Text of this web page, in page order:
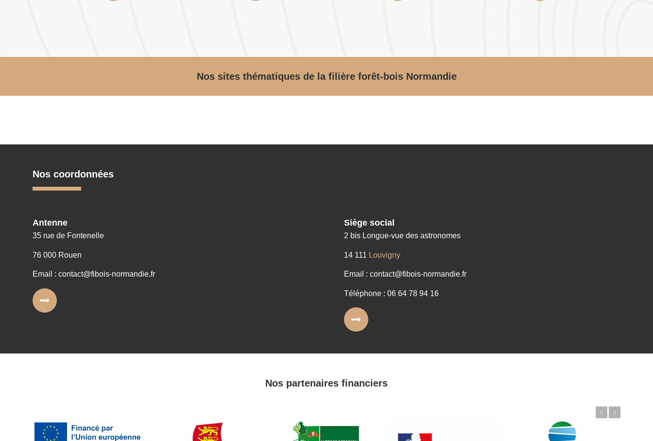
Nos sites thématiques de la filière forêt-bois Normandie
Nos coordonnées
Antenne
35 rue de Fontenelle
76 000 Rouen
Email : contact@fibois-normandie.fr
Siège social
2 bis Longue-vue des astronomes
14 111 Louvigny
Email : contact@fibois-normandie.fr
Téléphone : 06 64 78 94 16
Nos partenaires financiers